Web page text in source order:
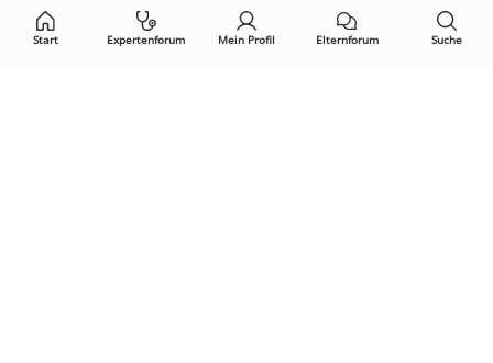
Start Expertenforum Mein Profil Elternforum Suche